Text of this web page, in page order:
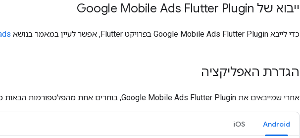
ייבוא של Google Mobile Ads Flutter Plugin
כדי לייבא Google Mobile Ads Flutter Plugin בפרויקט Flutter, אפשר לעיין במאמר בנושא
הגדרת האפליקציה
אחרי שמייבאים את Google Mobile Ads Flutter Plugin, בוחרים אחת מהפלטפורמות הבאות
Android
iOS